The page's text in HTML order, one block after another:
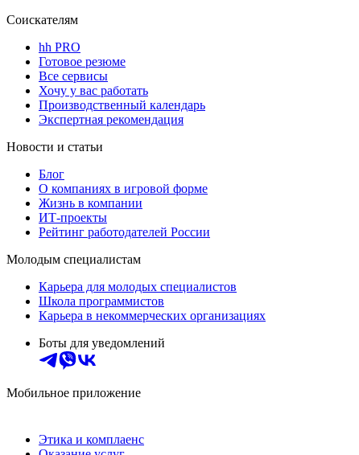
Соискателям
hh PRO
Готовое резюме
Все сервисы
Хочу у вас работать
Производственный календарь
Экспертная рекомендация
Новости и статьи
Блог
О компаниях в игровой форме
Жизнь в компании
ИТ-проекты
Рейтинг работодателей России
Молодым специалистам
Карьера для молодых специалистов
Школа программистов
Карьера в некоммерческих организациях
Боты для уведомлений
Мобильное приложение
Этика и комплаенс